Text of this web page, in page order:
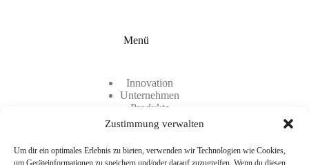
Zustimmung verwalten
Um dir ein optimales Erlebnis zu bieten, verwenden wir Technologien wie Cookies,
um Geräteinformationen zu speichern und/oder darauf zuzugreifen. Wenn du diesen
Menü
Innovation
Unternehmen
Produkte
Kontakt
Karriere